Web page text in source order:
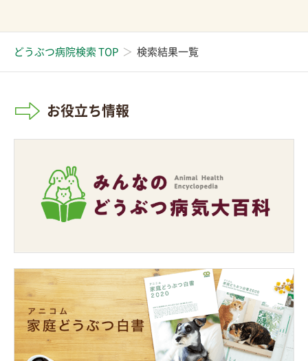
どうぶつ病院検索 TOP 検索結果一覧
お役立ち情報